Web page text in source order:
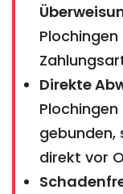
Direkte
gebunden,
direkt vor